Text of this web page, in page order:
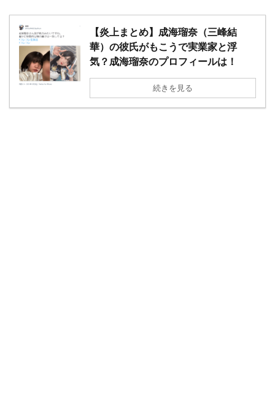
【炎上まとめ】成海瑠奈（三峰結
華）の彼氏がもこうで実業家と浮
気？成海瑠奈のプロフィールは！
続きを見る